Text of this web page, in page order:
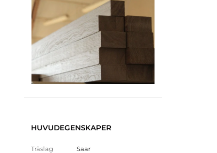
HUVUDEGENSKAPER
Träslag Saar